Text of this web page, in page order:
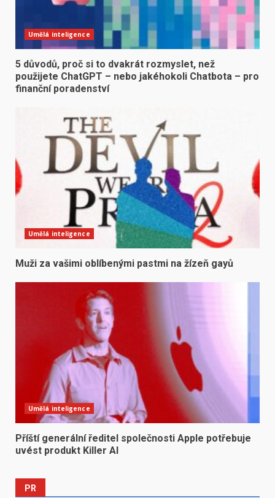
Umělá inteligence
5 důvodů, proč si to dvakrát rozmyslet, než
použijete ChatGPT – nebo jakéhokoli Chatbota – pro
finanční poradenství
Umělá inteligence
Muži za vašimi oblíbenými pastmi na žízeň gayů
Umělá inteligence
Příští generální ředitel společnosti Apple potřebuje
uvést produkt Killer AI
PR